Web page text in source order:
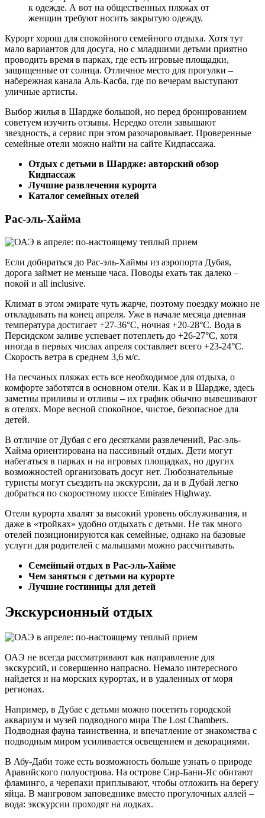
к одежде. А вот на общественных пляжах от
женщин требуют носить закрытую одежду.
Курорт хорош для спокойного семейного отдыха. Хотя тут
мало вариантов для досуга, но с младшими детьми приятно
проводить время в парках, где есть игровые площадки,
защищенные от солнца. Отличное место для прогулки –
набережная канала Аль-Касба, где по вечерам выступают
уличные артисты.
Выбор жилья в Шардже большой, но перед бронированием
советуем изучить отзывы. Нередко отели завышают
звездность, а сервис при этом разочаровывает. Проверенные
семейные отели можно найти на сайте Кидпассажа.
Отдых с детьми в Шардже: авторский обзор
Кидпассаж
Лучшие развлечения курорта
Каталог семейных отелей
Рас-эль-Хайма
Если добираться до Рас-эль-Хаймы из аэропорта Дубая,
дорога займет не меньше часа. Поводы ехать так далеко –
покой и all inclusive.
Климат в этом эмирате чуть жарче, поэтому поездку можно не
откладывать на конец апреля. Уже в начале месяца дневная
температура достигает +27-36°С, ночная +20-28°С. Вода в
Персидском заливе успевает потеплеть до +26-27°С, хотя
иногда в первых числах апреля составляет всего +23-24°С.
Скорость ветра в среднем 3,6 м/с.
На песчаных пляжах есть все необходимое для отдыха, о
комфорте заботятся в основном отели. Как и в Шардже, здесь
заметны приливы и отливы – их график обычно вывешивают
в отелях. Море весной спокойное, чистое, безопасное для
детей.
В отличие от Дубая с его десятками развлечений, Рас-эль-
Хайма ориентирована на пассивный отдых. Дети могут
набегаться в парках и на игровых площадках, но других
возможностей организовать досуг нет. Любознательные
туристы могут съездить на экскурсии, да и в Дубай легко
добраться по скоростному шоссе Emirates Highway.
Отели курорта хвалят за высокий уровень обслуживания, и
даже в «тройках» удобно отдыхать с детьми. Не так много
отелей позиционируются как семейные, однако на базовые
услуги для родителей с малышами можно рассчитывать.
Семейный отдых в Рас-эль-Хайме
Чем заняться с детьми на курорте
Лучшие гостиницы для детей
Экскурсионный отдых
ОАЭ не всегда рассматривают как направление для
экскурсий, и совершенно напрасно. Немало интересного
найдется и на морских курортах, и в удаленных от моря
регионах.
Например, в Дубае с детьми можно посетить городской
аквариум и музей подводного мира The Lost Chambers.
Подводная фауна таинственна, и впечатление от знакомства с
подводным миром усиливается освещением и декорациями.
В Абу-Даби тоже есть возможность больше узнать о природе
Аравийского полуострова. На острове Сир-Бани-Яс обитают
фламинго, а черепахи приплывают, чтобы отложить на берегу
яйца. В мангровом заповеднике вместо прогулочных аллей –
вода: экскурсии проходят на лодках.